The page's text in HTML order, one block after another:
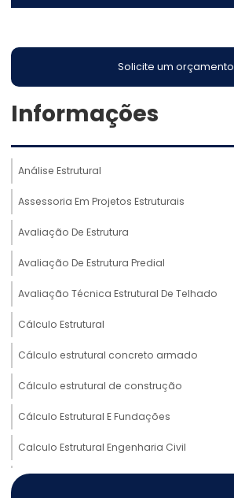
Solicite um orçamento
Informações
Análise Estrutural
Assessoria Em Projetos Estruturais
Avaliação De Estrutura
Avaliação De Estrutura Predial
Avaliação Técnica Estrutural De Telhado
Cálculo Estrutural
Cálculo estrutural concreto armado
Cálculo estrutural de construção
Cálculo Estrutural E Fundações
Calculo Estrutural Engenharia Civil
Cálculo estrutural estrutural metálica